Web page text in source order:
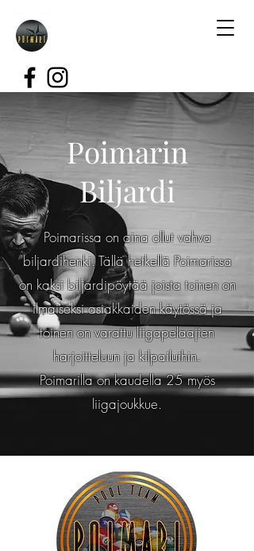
Poimarin
Biljardi
Poimarissa on aina ollut vahva
biljardihenki. Tällä hetkellä Poimarissa
on kaksi biljardipöytää joista toinen on
ilmaiseksi asiakkaiden käytössä ja
toinen on varattu liigapelaajien
harjoitteluun ja kilpailuihin.
Poimarilla on kaudella 25 myös
liigajoukkue.